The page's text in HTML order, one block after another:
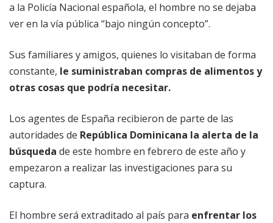
a la Policía Nacional española, el hombre no se dejaba
ver en la vía pública “bajo ningún concepto”.
Sus familiares y amigos, quienes lo visitaban de forma
constante, le suministraban compras de alimentos y
otras cosas que podría necesitar.
Los agentes de España recibieron de parte de las
autoridades de República Dominicana la alerta de la
búsqueda de este hombre en febrero de este año y
empezaron a realizar las investigaciones para su
captura.
El hombre será extraditado al país para enfrentar los